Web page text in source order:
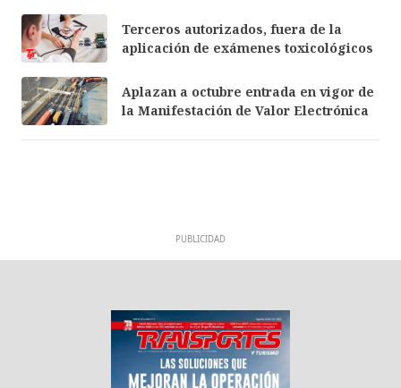
Terceros autorizados, fuera de la
aplicación de exámenes toxicológicos
Aplazan a octubre entrada en vigor de
la Manifestación de Valor Electrónica
PUBLICIDAD